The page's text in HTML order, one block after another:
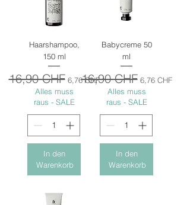
Haarshampoo,
150 ml
Standardpreis
16,90 CHF Sale-Preis
6,76 CHF
Alles muss
raus - SALE
In den
Warenkorb
Babycreme 50
ml
Standardpreis
16,90 CHF Sale-Preis
6,76 CHF
Alles muss
raus - SALE
In den
Warenkorb